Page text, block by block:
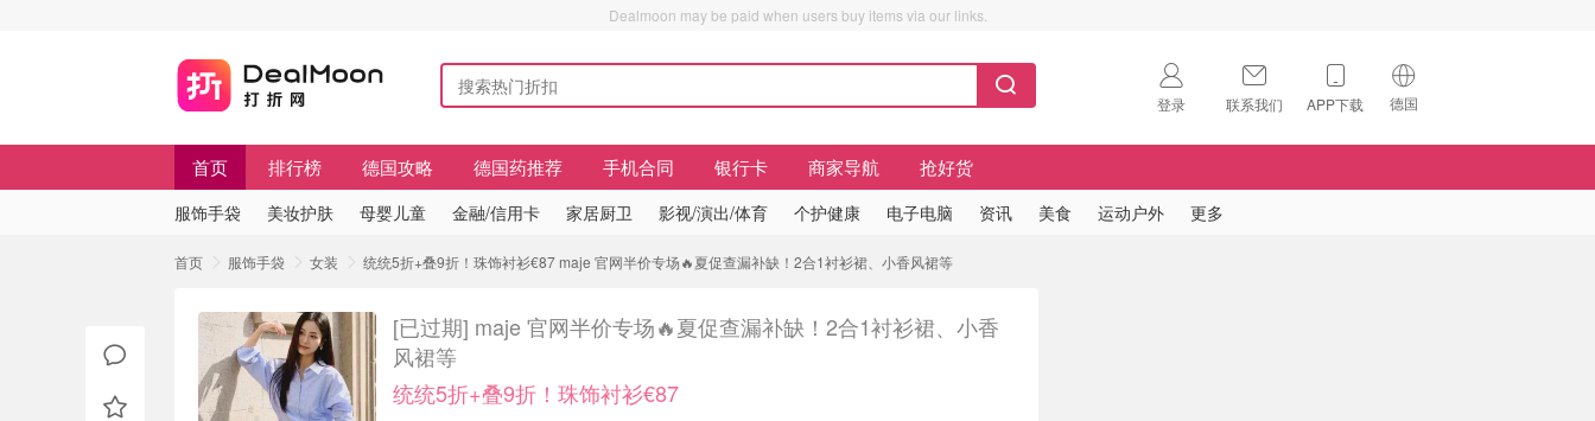
Dealmoon may be paid when users buy items via our links.
登录 联系我们 APP下载 德国
🇺🇸
首页 排行榜 德国攻略 德国药推荐 手机合同 银行卡 商家导航 抢好货
服饰手袋 美妆护肤 母婴儿童 金融/信用卡 家居厨卫 影视/演出/体育 个护健康 电子电脑 资讯 美食 运动户外 更多
首页 服饰手袋 女装 统统5折+叠9折！珠饰衬衫€87 maje 官网半价专场🔥夏促查漏补缺！2合1衬衫裙、小香风裙等
[已过期] maje 官网半价专场🔥夏促查漏补缺！2合1衬衫裙、小香
风裙等
统统5折+叠9折！珠饰衬衫€87